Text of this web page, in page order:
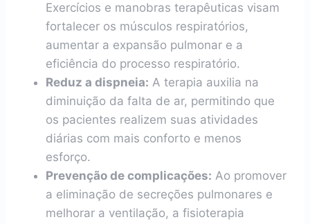
Exercícios e manobras terapêuticas visam
fortalecer os músculos respiratórios,
aumentar a expansão pulmonar e a
eficiência do processo respiratório.
Reduz a dispneia: A terapia auxilia na
diminuição da falta de ar, permitindo que
os pacientes realizem suas atividades
diárias com mais conforto e menos
esforço.
Prevenção de complicações: Ao promover
a eliminação de secreções pulmonares e
melhorar a ventilação, a fisioterapia